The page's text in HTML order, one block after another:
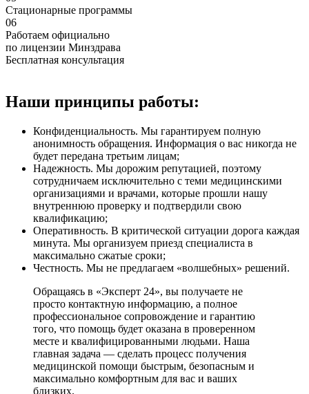
Стационарные программы
06
Работаем официально
по лицензии Минздрава
Бесплатная консультация
Наши принципы работы:
Конфиденциальность. Мы гарантируем полную
анонимность обращения. Информация о вас никогда не
будет передана третьим лицам;
Надежность. Мы дорожим репутацией, поэтому
сотрудничаем исключительно с теми медицинскими
организациями и врачами, которые прошли нашу
внутреннюю проверку и подтвердили свою
квалификацию;
Оперативность. В критической ситуации дорога каждая
минута. Мы организуем приезд специалиста в
максимально сжатые сроки;
Честность. Мы не предлагаем «волшебных» решений.
Обращаясь в «Эксперт 24», вы получаете не
просто контактную информацию, а полное
профессиональное сопровождение и гарантию
того, что помощь будет оказана в проверенном
месте и квалифицированными людьми. Наша
главная задача — сделать процесс получения
медицинской помощи быстрым, безопасным и
максимально комфортным для вас и ваших
близких.